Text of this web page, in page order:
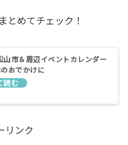
めてチェック！
山市＆周辺イベントカレンダー
おでかけに
リンク